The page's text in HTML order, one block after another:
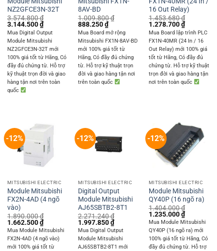
NZ2GFCE3N-32T
3.574.800₫
Original
price
was:
3.574.800 ₫.
3.144.500₫Current
price
is:
3.144.500 ₫.
Mua Digital Output
Module Mitsubishi
NZ2GFCE3N-32T mới
100% giá tốt từ Hãng, Có
đầy đủ chứng từ. Hỗ trợ
kỹ thuật trọn đời và giao
hàng tận nơi trên toàn
quốc
8AV-BD
1.009.800₫
Original
price
was:
1.009.800 ₫.
888.250₫Current
price
is:
888.250 ₫.
Mua Board mở rộng
Mitsubishi FX1N-8AV-BD
mới 100% giá tốt từ
Hãng, Có đầy đủ chứng
từ. Hỗ trợ kỹ thuật trọn
đời và giao hàng tận nơi
trên toàn quốc
16 Out Relay)
1.453.680₫
Original
price
was:
1.453.680 ₫.
1.278.700₫Current
price
is:
1.278.700
Mua Board lập trình PLC
FX1N-40MR (24 In / 16
Out Relay) mới 100% giá
tốt từ Hãng, Có đầy đủ
chứng từ. Hỗ trợ kỹ thuật
trọn đời và giao hàng tận
nơi trên toàn quốc
-12%
MITSUBISHI ELECTRIC
Module Mitsubishi
FX2N-4AD (4 ngõ
vào)
1.890.000₫
Original
price
was:
1.890.000 ₫.
1.662.500₫Current
price
is:
1.662.500 ₫.
Mua Module Mitsubishi
FX2N-4AD (4 ngõ vào)
mới 100% giá tốt từ
-12%
MITSUBISHI ELECTRIC
Digital Output
Module Mitsubishi
AJ65SBTB2-8T1
2.271.240₫
Original
price
was:
2.271.240 ₫.
1.997.850₫Current
price
is:
1.997.850 ₫.
Mua Digital Output
Module Mitsubishi
AJ65SBTB2-8T1 mới
-12%
MITSUBISHI ELECTRIC
Module Mitsubishi
QY40P (16 ngõ ra)
1.404.000₫
Original
price
was:
1.404.000 ₫.
1.235.000₫Current
price
is:
1.235.000
Mua Module Mitsubishi
QY40P (16 ngõ ra) mới
100% giá tốt từ Hãng, Có
đầy đủ chứng từ. Hỗ trợ